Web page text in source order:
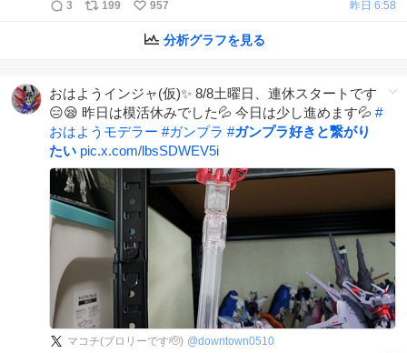
3
199 957 昨日 6:58
分析グラフを見る
おはようインジャ(仮)✨ 8/8土曜日、連休スタートです
😑😪 昨日は模活休みでした💦 今日は少し進めます💦 #
おはようモデラー #ガンプラ #ガンプラ好きと繋がり
たい pic.x.com/lbsSDWEV5i
マコチ(ブロリーです🫡) @downtown0510